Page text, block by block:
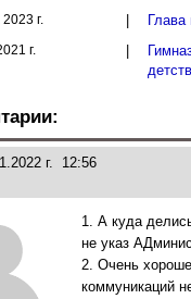
2023 г.
г.
г. 12:56
1. А куда
не указ
2. Очень
коммуникаций